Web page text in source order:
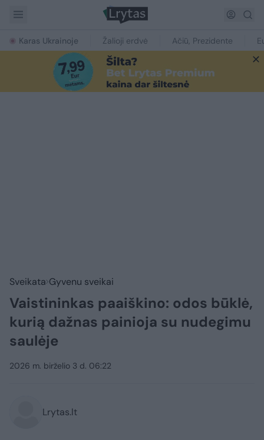
Karas Ukrainoje Žalioji erdvė Ačiū, Prezidente
Sveikata Gyvenu sveikai
Vaistininkas paaiškino: odos būklė,
kurią dažnas painioja su nudegimu
saulėje
2026 m. birželio 3 d. 06:22
Lrytas.lt